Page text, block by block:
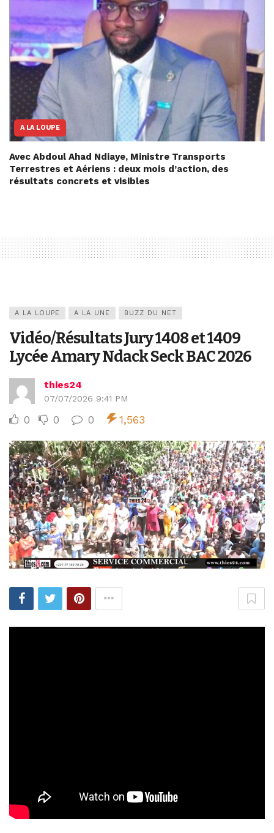
A LA LOUPE
Avec Abdoul Ahad Ndiaye, Ministre Transports
Terrestres et Aériens : deux mois d’action, des
résultats concrets et visibles
A LA LOUPE A LA UNE BUZZ DU NET
Vidéo/Résultats Jury 1408 et 1409
Lycée Amary Ndack Seck BAC 2026
thies24
07/07/2026 9:41 PM
0 0 0 1,563